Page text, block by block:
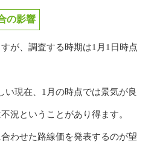
の影響
が、調査する時期は1月1日時点
い現在、1月の時点では景気が良
況ということがあり得ます。
わせた路線価を発表するのが望